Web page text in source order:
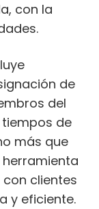
con la
de
del
de
más que
clientes
y eficiente.